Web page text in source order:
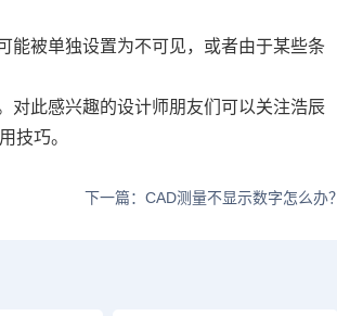
能被单独设置为不可见，或者由于某些条
对此感兴趣的设计师朋友们可以关注浩辰
技巧。
下一篇：CAD测量不显示数字怎么办？